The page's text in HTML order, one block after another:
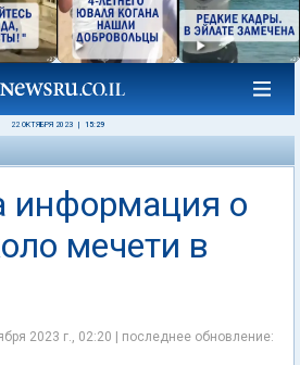
22 ОКТЯБРЯ 2023 15:29
информация о
мечети в
2023 г., 02:20 | последнее обновление: